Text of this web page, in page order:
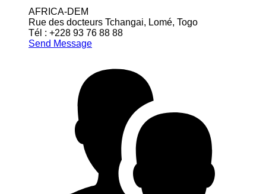
AFRICA-DEM
Rue des docteurs Tchangai, Lomé, Togo
Tél : +228 93 76 88 88
Send Message